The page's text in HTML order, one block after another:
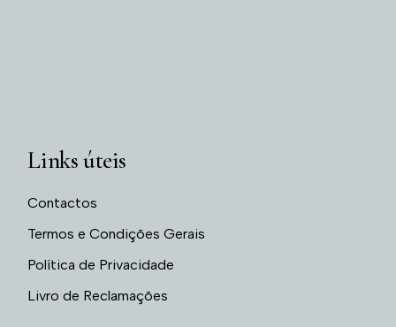
Links úteis
Contactos
Termos e Condições Gerais
Política de Privacidade
Livro de Reclamações